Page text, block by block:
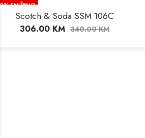
10% SNIŽENO
Scotch & Soda SSM.117C
234.00KM 260.00